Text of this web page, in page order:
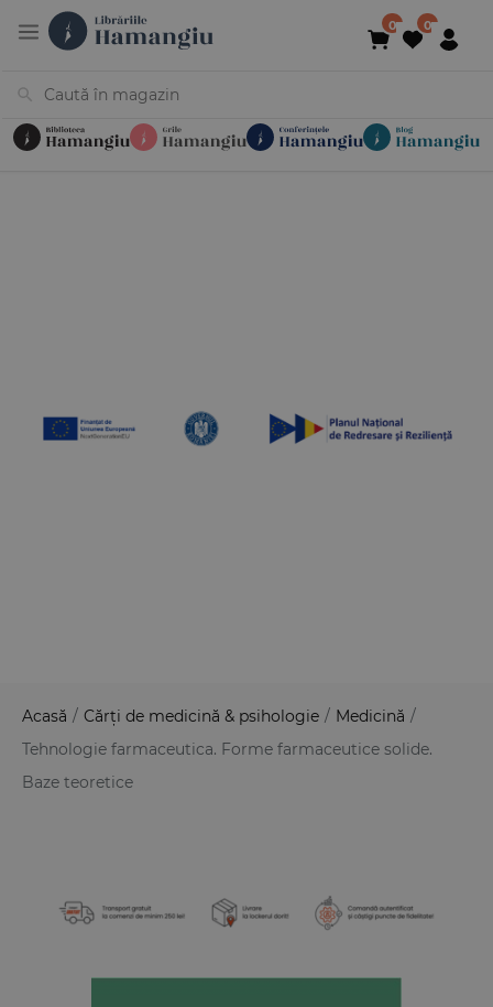
Acasă / Cărți de medicină & psihologie / Medicină /
Tehnologie farmaceutica. Forme farmaceutice solide.
Baze teoretice